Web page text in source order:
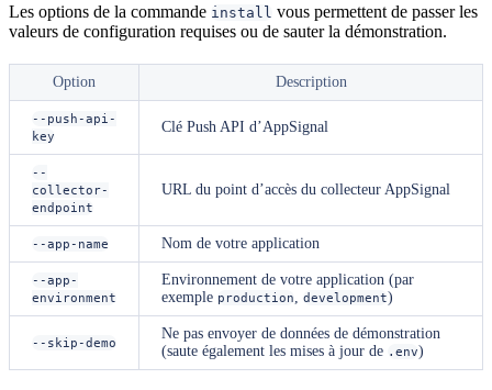
Les options de la commande install vous permettent de passer les
valeurs de configuration requises ou de sauter la démonstration.
Option Description
--push-api-
key
Clé Push API d’AppSignal
--
collector-
endpoint
URL du point d’accès du collecteur AppSignal
--app-name Nom de votre application
--app-
environment
Environnement de votre application (par
exemple production development)
--skip-demo
Ne pas envoyer de données de démonstration
(saute également les mises à jour de .env)